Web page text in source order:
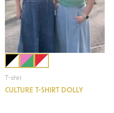
T-shirt
CULTURE T-SHIRT DOLLY